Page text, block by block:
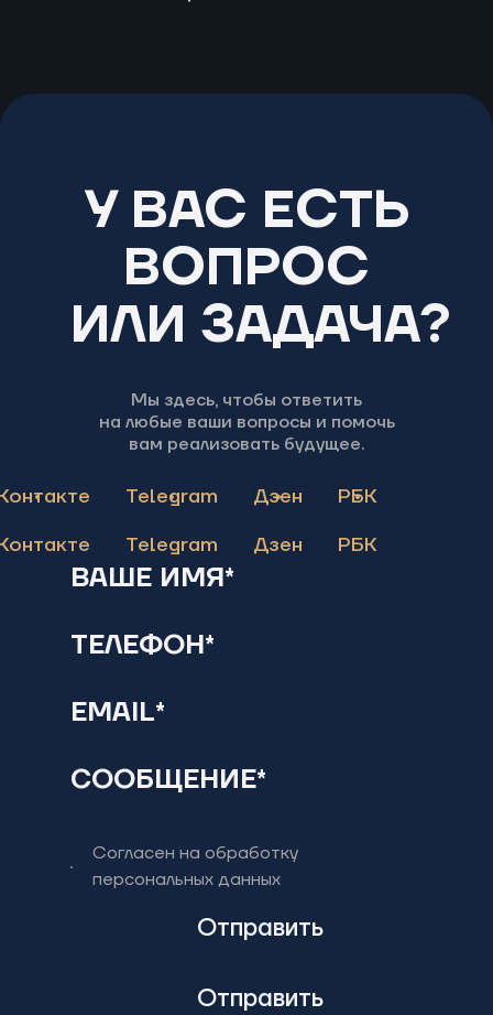
У ВАС ЕСТЬ
ВОПРОС
ИЛИ ЗАДАЧА?
Мы здесь, чтобы ответить
на любые ваши вопросы и помочь
вам реализовать будущее.
Telegram
Telegram
Дзен
Дзен
РБК
РБК
ВАШЕ ИМЯ*
ТЕЛЕФОН*
EMAIL*
СООБЩЕНИЕ*
Согласен на обработку
персональных данных
Отправить
Отправить